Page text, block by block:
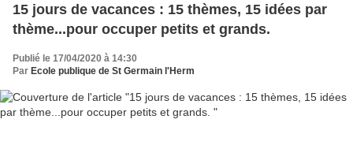
15 jours de vacances : 15 thèmes, 15 idées par
thème...pour occuper petits et grands.
Publié le 17/04/2020 à 14:30
Par Ecole publique de St Germain l'Herm